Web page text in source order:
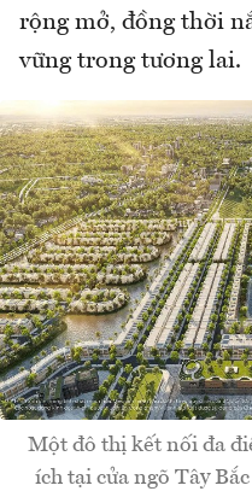
rộng mở, đồng thời
vững trong tương lai.
Một đô thị kết nối đa
ích tại cửa ngõ Tây